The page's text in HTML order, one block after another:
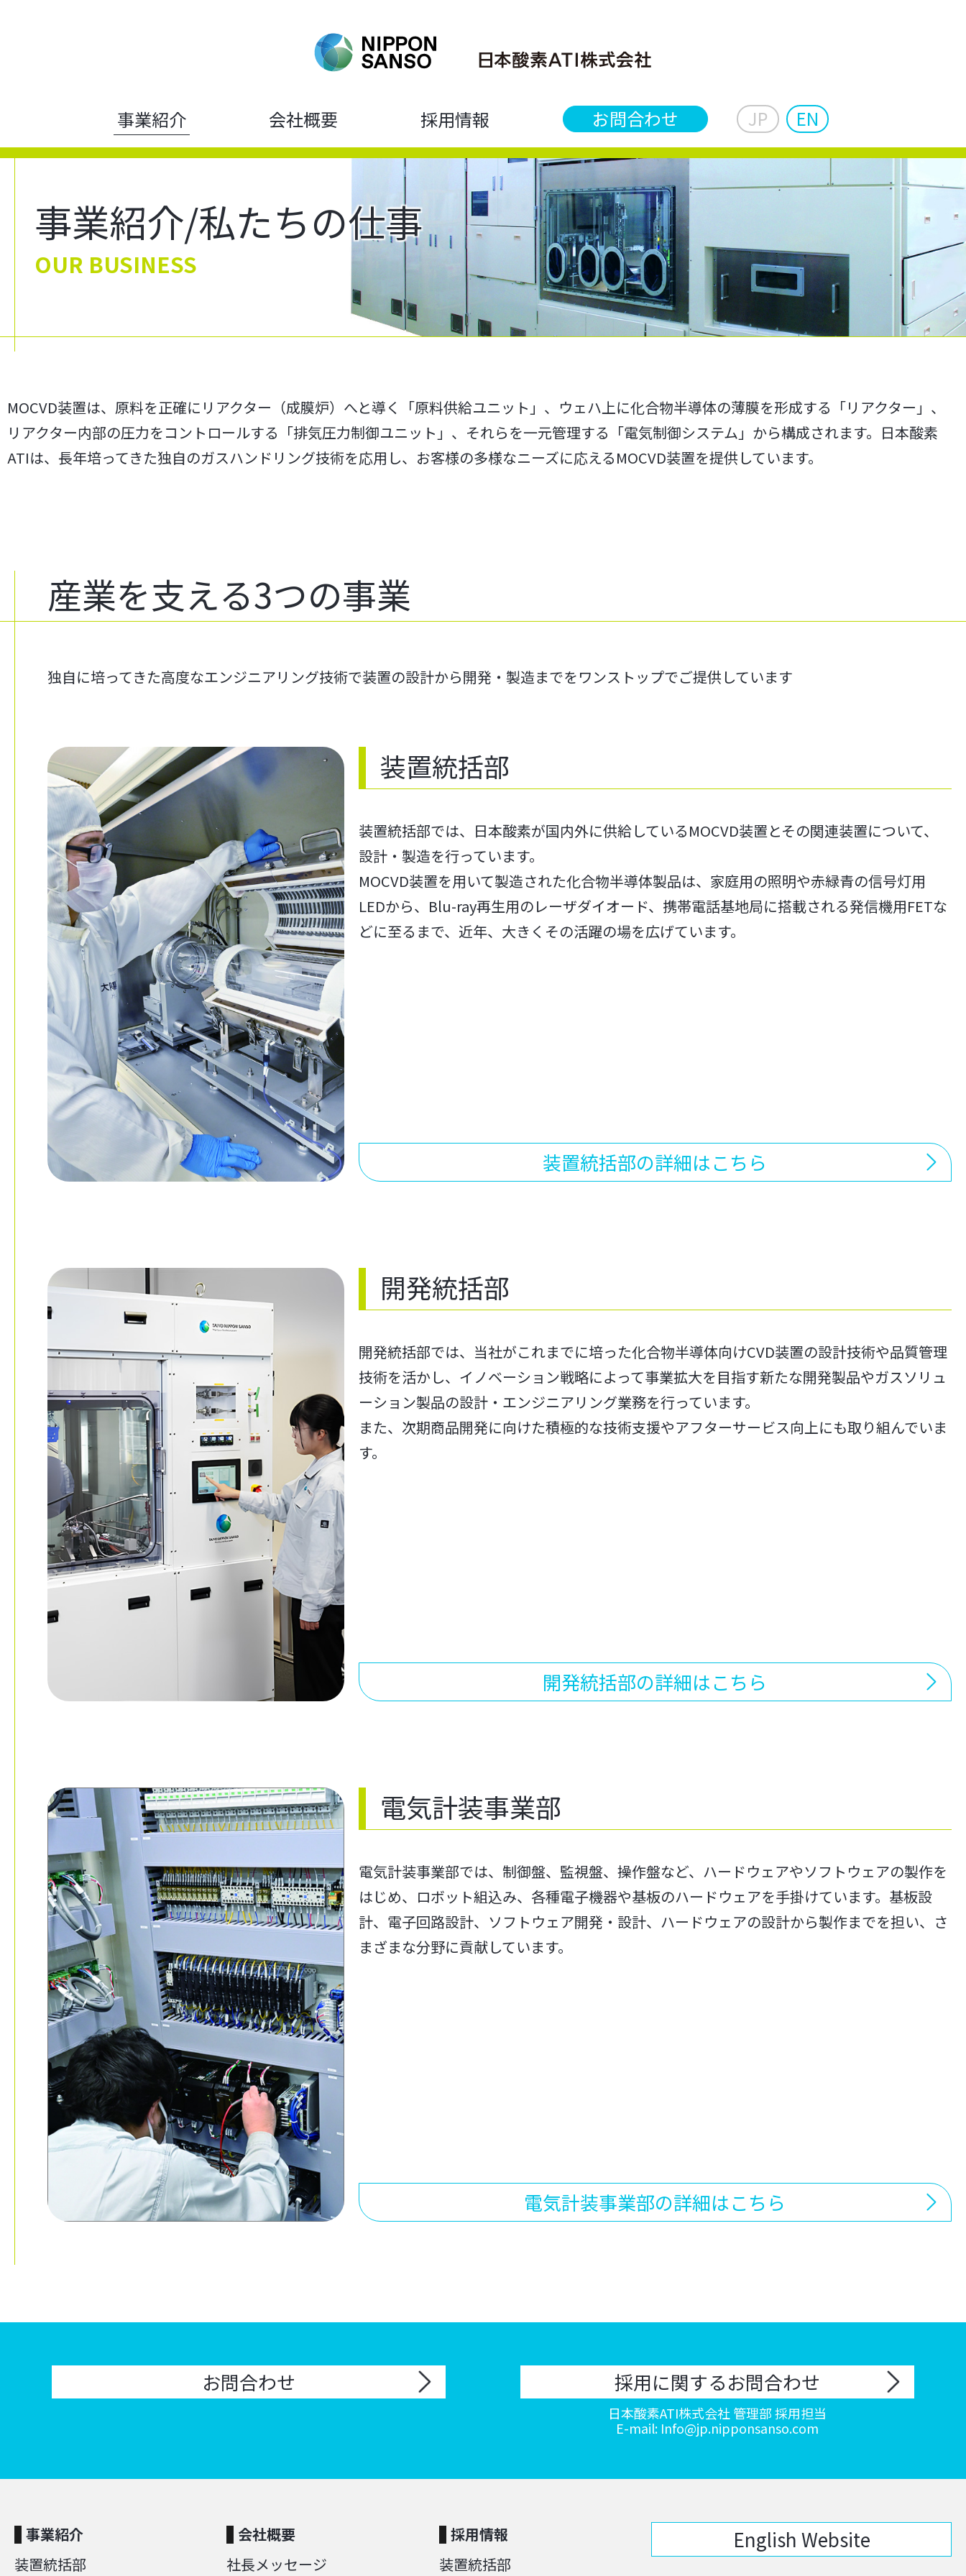
事業紹介 会社概要 採用情報 お問合わせ JP EN
事業紹介/私たちの仕事
OUR BUSINESS
MOCVD装置は、原料を正確にリアクター（成膜炉）へと導く「原料供給ユニット」、ウェハ上に化合物半導体の薄膜を形成する「リアクター」、
リアクター内部の圧力をコントロールする「排気圧力制御ユニット」、それらを一元管理する「電気制御システム」から構成されます。日本酸素
ATIは、長年培ってきた独自のガスハンドリング技術を応用し、お客様の多様なニーズに応えるMOCVD装置を提供しています。
産業を支える3つの事業
独自に培ってきた高度なエンジニアリング技術で装置の設計から開発・製造までをワンストップでご提供しています
装置統括部
装置統括部では、日本酸素が国内外に供給しているMOCVD装置とその関連装置について、
設計・製造を行っています。
MOCVD装置を用いて製造された化合物半導体製品は、家庭用の照明や赤緑青の信号灯用
LEDから、Blu-ray再生用のレーザダイオード、携帯電話基地局に搭載される発信機用FETな
どに至るまで、近年、大きくその活躍の場を広げています。
装置統括部の詳細はこちら
開発統括部
開発統括部では、当社がこれまでに培った化合物半導体向けCVD装置の設計技術や品質管理
技術を活かし、イノベーション戦略によって事業拡大を目指す新たな開発製品やガスソリュ
ーション製品の設計・エンジニアリング業務を行っています。
また、次期商品開発に向けた積極的な技術支援やアフターサービス向上にも取り組んでいま
す。
開発統括部の詳細はこちら
電気計装事業部
電気計装事業部では、制御盤、監視盤、操作盤など、ハードウェアやソフトウェアの製作を
はじめ、ロボット組込み、各種電子機器や基板のハードウェアを手掛けています。基板設
計、電子回路設計、ソフトウェア開発・設計、ハードウェアの設計から製作までを担い、さ
まざまな分野に貢献しています。
電気計装事業部の詳細はこちら
お問合わせ 採用に関するお問合わせ
日本酸素ATI株式会社 管理部 採用担当
E-mail: Info@jp.nipponsanso.com
事業紹介
装置統括部
会社概要
社長メッセージ
採用情報
装置統括部
English Website